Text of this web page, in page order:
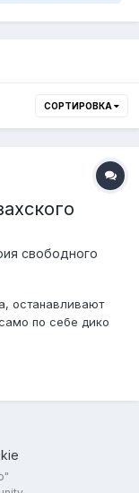
СОРТИРОВКА
свободного
останавливают
по себе дико
Всё, значится,
на обочине (не